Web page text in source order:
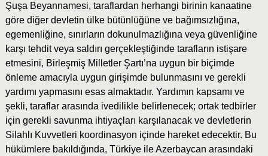
Şuşa Beyannamesi, taraflardan herhangi birinin kanaatine
göre diğer devletin ülke bütünlüğüne ve bağımsızlığına,
egemenliğine, sınırların dokunulmazlığına veya güvenliğine
karşı tehdit veya saldırı gerçekleştiğinde tarafların istişare
etmesini, Birleşmiş Milletler Şartı’na uygun bir biçimde
önleme amacıyla uygun girişimde bulunmasını ve gerekli
yardımı yapmasını esas almaktadır. Yardımın kapsamı ve
şekli, taraflar arasında ivedilikle belirlenecek; ortak tedbirler
için gerekli savunma ihtiyaçları karşılanacak ve devletlerin
Silahlı Kuvvetleri koordinasyon içinde hareket edecektir. Bu
hükümlere bakıldığında, Türkiye ile Azerbaycan arasındaki